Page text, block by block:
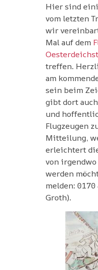
Hier sind
vom letzten
wir
Mal auf dem
treffen.
am
sein beim
gibt dort
und
Flugzeugen
Mitteilung,
erleichtert
von
werden
melden:
Groth).